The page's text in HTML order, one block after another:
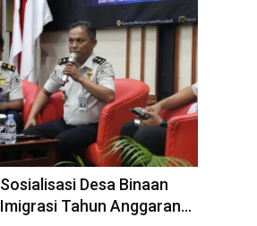
Sosialisasi Desa Binaan
Imigrasi Tahun Anggaran